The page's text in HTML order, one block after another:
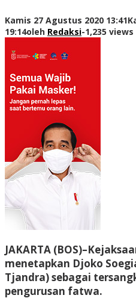
Kamis 27 Agustus 2020 13:41
19:14oleh Redaksi-1,235 views
JAKARTA
menetapkan Djoko
Tjandra) sebagai
pengurusan fatwa.